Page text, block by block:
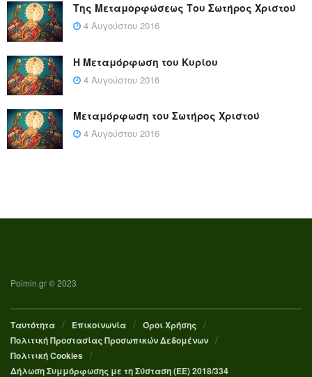
Της Μεταμορφώσεως Του Σωτήρος Χριστού
4 Αυγούστου 2016
Η Μεταμόρφωση του Κυρίου
4 Αυγούστου 2016
Μεταμόρφωση του Σωτήρος Χριστού
4 Αυγούστου 2016
Poimin.gr © 2023
Ταυτότητα Επικοινωνία
Όροι Χρήσης
Πολιτική Προστασίας Προσωπικών Δεδομένων
Πολιτική Cookies
Δήλωση Συμμόρφωσης με τη Σύσταση (ΕΕ) 2018/334